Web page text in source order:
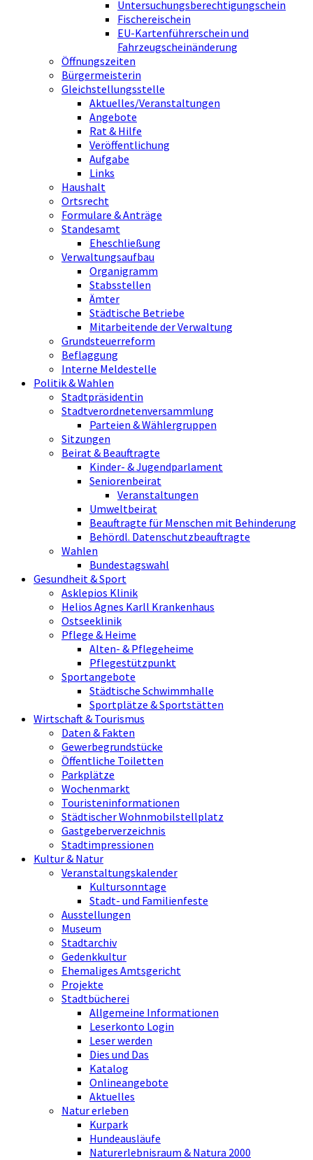
Untersuchungsberechtigungschein
Fischereischein
EU-Kartenführerschein und
Fahrzeugscheinänderung
Öffnungszeiten
Bürgermeisterin
Gleichstellungsstelle
Aktuelles/Veranstaltungen
Angebote
Rat & Hilfe
Veröffentlichung
Aufgabe
Links
Haushalt
Ortsrecht
Formulare & Anträge
Standesamt
Eheschließung
Verwaltungsaufbau
Organigramm
Stabsstellen
Ämter
Städtische Betriebe
Mitarbeitende der Verwaltung
Grundsteuerreform
Beflaggung
Interne Meldestelle
Politik & Wahlen
Stadtpräsidentin
Stadtverordnetenversammlung
Parteien & Wählergruppen
Sitzungen
Beirat & Beauftragte
Kinder- & Jugendparlament
Seniorenbeirat
Veranstaltungen
Umweltbeirat
Beauftragte für Menschen mit Behinderung
Behördl. Datenschutzbeauftragte
Wahlen
Bundestagswahl
Gesundheit & Sport
Asklepios Klinik
Helios Agnes Karll Krankenhaus
Ostseeklinik
Pflege & Heime
Alten- & Pflegeheime
Pflegestützpunkt
Sportangebote
Städtische Schwimmhalle
Sportplätze & Sportstätten
Wirtschaft & Tourismus
Daten & Fakten
Gewerbegrundstücke
Öffentliche Toiletten
Parkplätze
Wochenmarkt
Touristeninformationen
Städtischer Wohnmobilstellplatz
Gastgeberverzeichnis
Stadtimpressionen
Kultur & Natur
Veranstaltungskalender
Kultursonntage
Stadt- und Familienfeste
Ausstellungen
Museum
Stadtarchiv
Gedenkkultur
Ehemaliges Amtsgericht
Projekte
Stadtbücherei
Allgemeine Informationen
Leserkonto Login
Leser werden
Dies und Das
Katalog
Onlineangebote
Aktuelles
Natur erleben
Kurpark
Hundeausläufe
Naturerlebnisraum & Natura 2000